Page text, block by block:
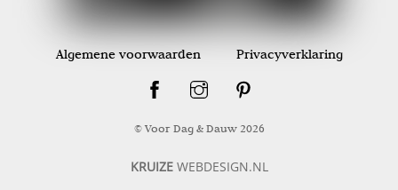
Algemene voorwaarden Privacyverklaring
© Voor Dag & Dauw 2026
KRUIZEWEBDESIGN.NL